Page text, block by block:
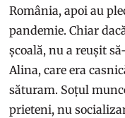
România, apoi au
pandemie. Chiar
școală, nu a reușit
Alina, care era
săturam. Soțul
prieteni, nu